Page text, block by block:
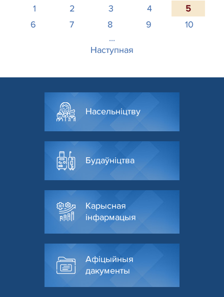
1
2 3 4
5
6
7 8 9
10
...
Наступная
Насельніцтву
Будаўніцтва
Карысная
інфармацыя
Афіцыйныя
дакументы